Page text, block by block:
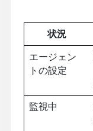
状況
エージェン
トの設定
監視中